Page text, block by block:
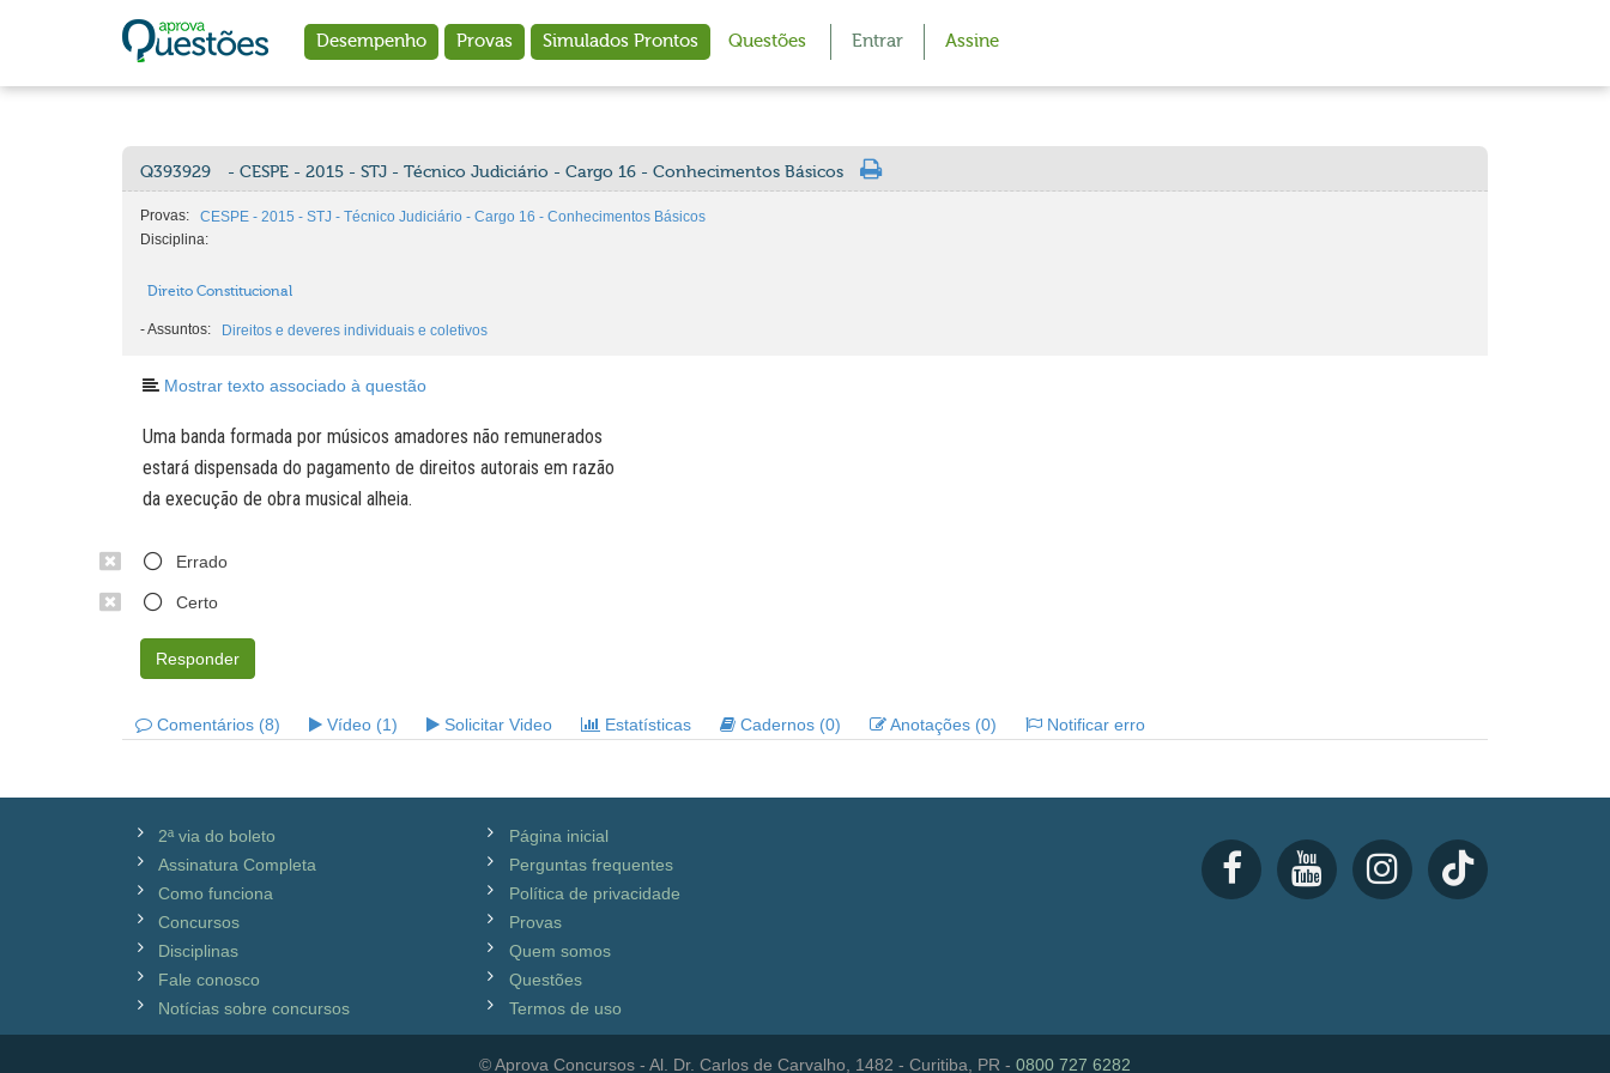
Desempenho Provas Simulados Prontos Questões Entrar Assine
Q393929 - CESPE - 2015 - STJ - Técnico Judiciário - Cargo 16 - Conhecimentos Básicos
Provas:
CESPE - 2015 - STJ - Técnico Judiciário - Cargo 16 - Conhecimentos Básicos
Disciplina:
Direito Constitucional
-Assuntos: Direitos e deveres individuais e coletivos
Mostrar texto associado à questão
Uma banda formada por músicos amadores não remunerados
estará dispensada do pagamento de direitos autorais em razão
da execução de obra musical alheia.
Errado
Certo
Responder
Comentários (8) Vídeo (1) Solicitar Video Estatísticas Cadernos (0) Anotações (0) Notificar erro
2ª via do boleto
Assinatura Completa
Como funciona
Concursos
Disciplinas
Fale conosco
Notícias sobre concursos
Página inicial
Perguntas frequentes
Política de privacidade
Provas
Quem somos
Questões
Termos de uso
© Aprova Concursos - Al. Dr. Carlos de Carvalho, 1482 - Curitiba, PR - 0800 727 6282